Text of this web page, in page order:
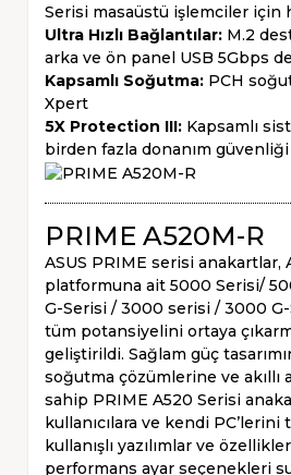
Serisi masaüstü işlemciler için
Ultra Hızlı Bağlantılar: M.2
arka ve ön panel USB 5Gbps
Kapsamlı Soğutma: PCH
Xpert
5X Protection III: Kapsamlı
birden fazla donanım güvenliği
PRIME A520M-R
ASUS PRIME serisi anakartlar,
platformuna ait 5000 Serisi/
G-Serisi / 3000 serisi / 3000
tüm potansiyelini ortaya
geliştirildi. Sağlam güç
soğutma çözümlerine ve akıllı
sahip PRIME A520 Serisi
kullanıcılara ve kendi
kullanışlı yazılımlar ve
performans ayar seçenekleri